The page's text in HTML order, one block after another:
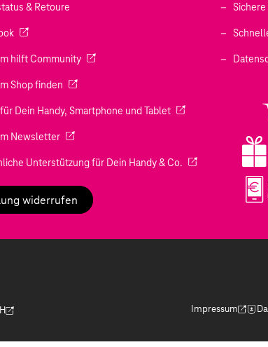
& Retoure
(Wird in einem neuen Tab geöffnet)
hilft Community(Wird in einem neuen Tab geöffnet)
Shop finden (Wird in einem neuen Tab geöffnet)
Dein Handy, Smartphone und Tablet(Wird in einem neuen
Newsletter(Wird in einem neuen Tab geöffnet)
Unterstützung für Dein Handy & Co. (Wird in einem
widerrufen
geöffnet)
Impressum
(Der Link wird in(Der